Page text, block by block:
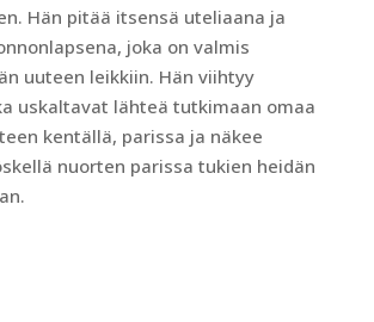
Hän pitää itsensä uteliaana ja
joka on valmis
uuteen leikkiin. Hän viihtyy
uskaltavat lähteä tutkimaan omaa
kentällä, parissa ja näkee
nuorten parissa tukien heidän